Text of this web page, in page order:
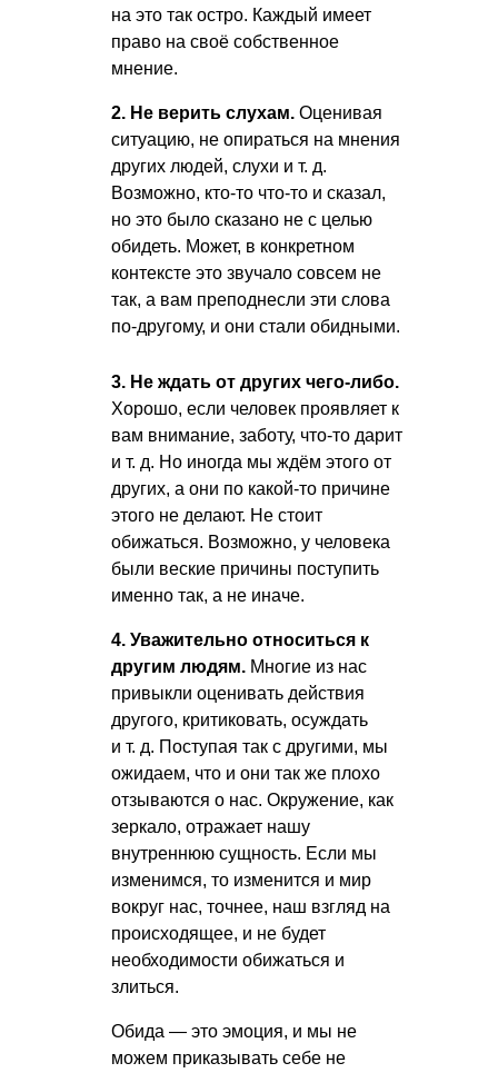
на это так остро. Каждый имеет
право на своё собственное
мнение.
2. Не верить слухам. Оценивая
ситуацию, не опираться на мнения
других людей, слухи и т. д.
Возможно, кто-то что-то и сказал,
но это было сказано не с целью
обидеть. Может, в конкретном
контексте это звучало совсем не
так, а вам преподнесли эти слова
по-другому, и они стали обидными.
3. Не ждать от других чего-либо.
Хорошо, если человек проявляет к
вам внимание, заботу, что-то дарит
и т. д. Но иногда мы ждём этого от
других, а они по какой-то причине
этого не делают. Не стоит
обижаться. Возможно, у человека
были веские причины поступить
именно так, а не иначе.
4. Уважительно относиться к
другим людям. Многие из нас
привыкли оценивать действия
другого, критиковать, осуждать
и т. д. Поступая так с другими, мы
ожидаем, что и они так же плохо
отзываются о нас. Окружение, как
зеркало, отражает нашу
внутреннюю сущность. Если мы
изменимся, то изменится и мир
вокруг нас, точнее, наш взгляд на
происходящее, и не будет
необходимости обижаться и
злиться.
Обида — это эмоция, и мы не
можем приказывать себе не